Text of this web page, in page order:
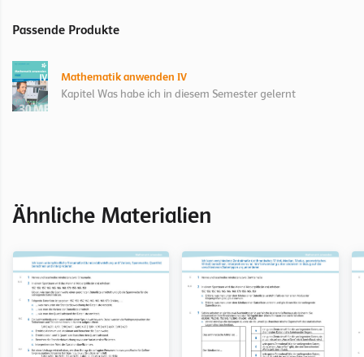
Passende Produkte
Mathematik anwenden IV
Kapitel Was habe ich in diesem Semester gelernt
Ähnliche Materialien